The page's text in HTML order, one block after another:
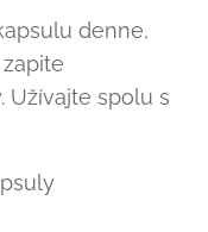
denne,
Užívajte spolu s